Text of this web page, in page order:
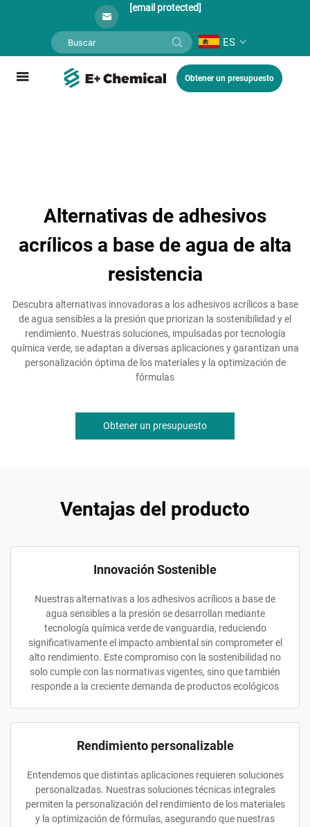
[email protected]
ES
Obtener un presupuesto
Alternativas de adhesivos
acrílicos a base de agua de alta
resistencia
Descubra alternativas innovadoras a los adhesivos acrílicos a base
de agua sensibles a la presión que priorizan la sostenibilidad y el
rendimiento. Nuestras soluciones, impulsadas por tecnología
química verde, se adaptan a diversas aplicaciones y garantizan una
personalización óptima de los materiales y la optimización de
fórmulas
Obtener un presupuesto
Ventajas del producto
Innovación Sostenible
Nuestras alternativas a los adhesivos acrílicos a base de
agua sensibles a la presión se desarrollan mediante
tecnología química verde de vanguardia, reduciendo
significativamente el impacto ambiental sin comprometer el
alto rendimiento. Este compromiso con la sostenibilidad no
solo cumple con las normativas vigentes, sino que también
responde a la creciente demanda de productos ecológicos
Rendimiento personalizable
Entendemos que distintas aplicaciones requieren soluciones
personalizadas. Nuestras soluciones técnicas integrales
permiten la personalización del rendimiento de los materiales
y la optimización de fórmulas, asegurando que nuestras